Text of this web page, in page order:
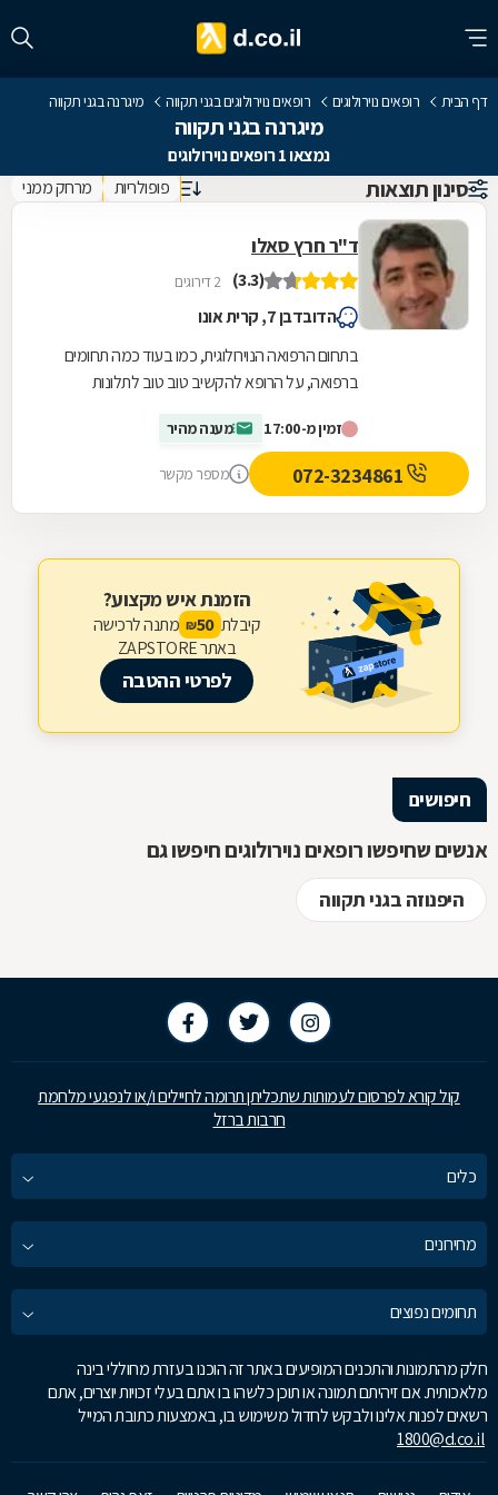
דף הבית רופאים נוירולוגים רופאים נוירולוגים בגני תקווה מיגרנה בגני תקווה
מיגרנה בגני תקווה
נמצאו 1 רופאים נוירולוגים
סינון תוצאות פופולריות מרחק ממני
ד"ר חרץ סאלו
(3.3) 2 דירוגים
הדובדבן 7, קרית אונו
בתחום הרפואה הנוירולוגית, כמו בעוד כמה תחומים
ברפואה, על הרופא להקשיב טוב טוב לתלונות
משנות...
זמין מ-17:00 מענה מהיר
מספר מקשר
הזמנת איש מקצוע?
קיבלת 50
₪ מתנה לרכישה
באתר ZAPSTORE
לפרטי ההטבה
חיפושים
אנשים שחיפשו רופאים נוירולוגים חיפשו גם
היפנוזה בגני תקווה
קול קורא לפרסום לעמותות שתכליתן תרומה לחיילים ו/או לנפגעי מלחמת
חרבות ברזל
כלים
מחירונים
תחומים נפוצים
חלק מהתמונות והתכנים המופיעים באתר זה הוכנו בעזרת מחוללי בינה
מלאכותית. אם זיהיתם תמונה או תוכן כלשהו בו אתם בעלי זכויות יוצרים, אתם
רשאים לפנות אלינו ולבקש לחדול משימוש בו, באמצעות כתובת המייל
1800@d.co.il